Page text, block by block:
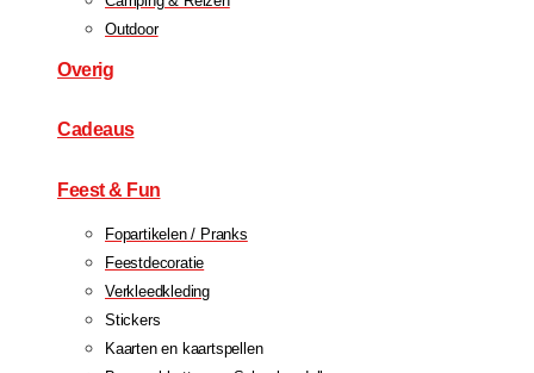
Outdoor
Overig
Cadeaus
Feest & Fun
Fopartikelen / Pranks
Feestdecoratie
Verkleedkleding
Stickers
Kaarten en kaartspellen